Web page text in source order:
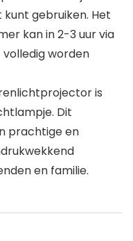
gebruiken. Het
kan in 2-3 uur via
worden
is
Dit
prachtige en
en familie.